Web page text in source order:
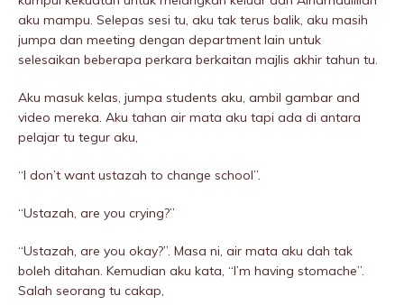
aku mampu. Selepas sesi tu, aku tak terus balik, aku masih
jumpa dan meeting dengan department lain untuk
selesaikan beberapa perkara berkaitan majlis akhir tahun tu.
Aku masuk kelas, jumpa students aku, ambil gambar and
video mereka. Aku tahan air mata aku tapi ada di antara
pelajar tu tegur aku,
“I don’t want ustazah to change school”.
“Ustazah, are you crying?”
“Ustazah, are you okay?”. Masa ni, air mata aku dah tak
boleh ditahan. Kemudian aku kata, “I’m having stomache”.
Salah seorang tu cakap,